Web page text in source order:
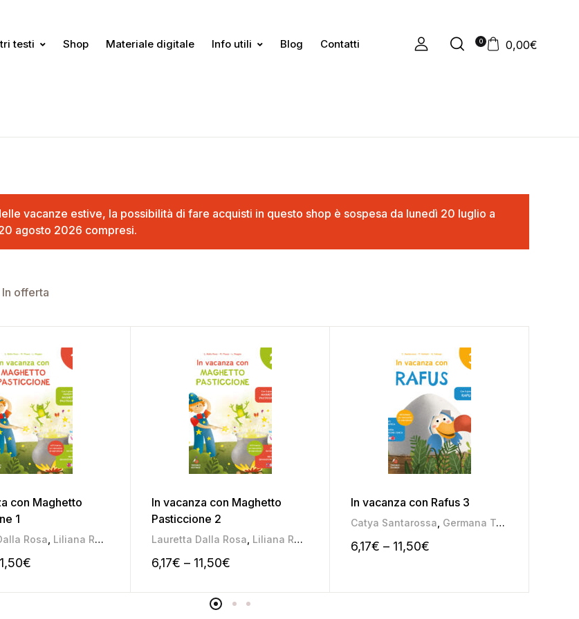
testi Shop Materiale digitale Info utili Blog Contatti 0 0,00€
vacanze estive, la possibilità di fare acquisti in questo shop è sospesa da lunedì 20 luglio a
agosto 2026 compresi.
In offerta
con Maghetto
1
Rosa Liliana Roggia Mariateresa Pozza
€
In vacanza con Maghetto
Pasticcione 2
Lauretta Dalla Rosa Liliana Roggia Mariateresa Pozza
6,17€ – 11,50€
In vacanza con Rafus 3
Catya Santarossa Germana Taboga
6,17€ – 11,50€